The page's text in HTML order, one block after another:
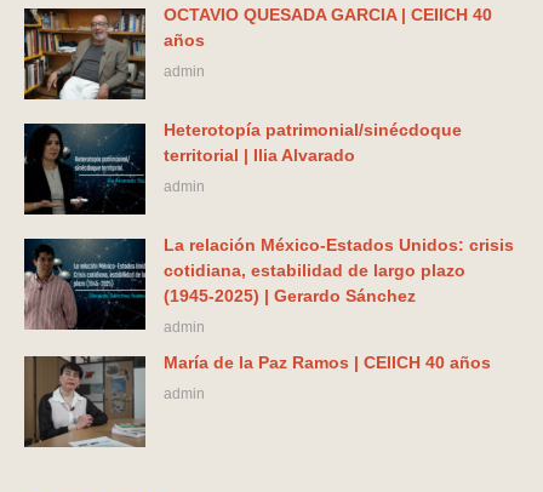
OCTAVIO QUESADA GARCIA | CEIICH 40
años
admin
Heterotopía patrimonial/sinécdoque
territorial | Ilia Alvarado
admin
La relación México-Estados Unidos: crisis
cotidiana, estabilidad de largo plazo
(1945-2025) | Gerardo Sánchez
admin
María de la Paz Ramos | CEIICH 40 años
admin